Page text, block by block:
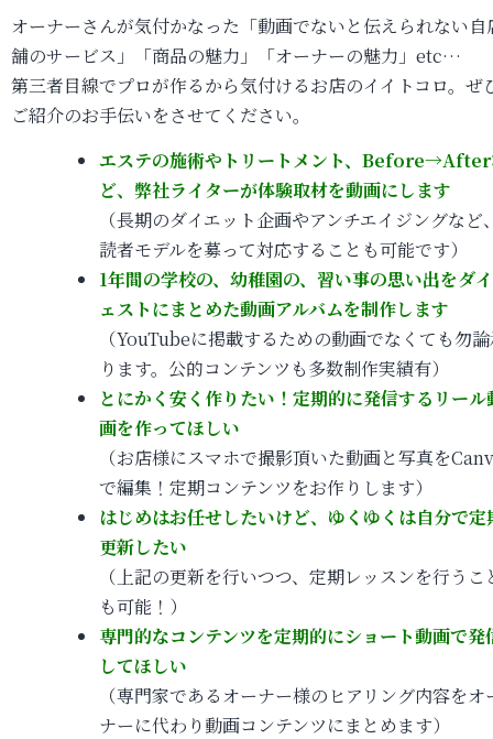
オーナーさんが気付かなった「動画でないと伝えられない自
舗のサービス」「商品の魅力」「オーナーの魅力」etc…
第三者目線でプロが作るから気付けるお店のイイトコロ。ぜ
ご紹介のお手伝いをさせてください。
エステの施術やトリートメント、
ど、弊社ライターが体験取材を動画にします
（長期のダイエット企画やアンチエイジングなど
読者モデルを募って対応することも可能です）
1年間の学校の、幼稚園の、習い事の思い出をダ
ェストにまとめた動画アルバムを制作します
（YouTubeに掲載するための動画でなくても勿
ります。公的コンテンツも多数制作実績有）
とにかく安く作りたい！定期的に発信するリール
画を作ってほしい
（お店様にスマホで撮影頂いた動画と写真を
で編集！定期コンテンツをお作りします）
はじめはお任せしたいけど、ゆくゆくは自分で定
更新したい
（上記の更新を行いつつ、定期レッスンを行うこ
も可能！）
専門的なコンテンツを定期的にショート動画で発
してほしい
（専門家であるオーナー様のヒアリング内容をオ
ナーに代わり動画コンテンツにまとめます）